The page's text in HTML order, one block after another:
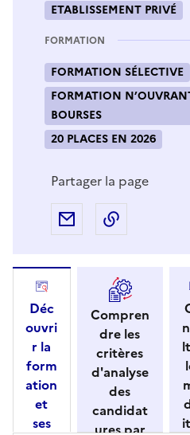
ETABLISSEMENT PRIVÉ
FORMATION
FORMATION SÉLECTIVE
FORMATION
BOURSES
20 PLACES EN 2026
Partager la page
Partager par e-mail
Déc
ouvri
r la
form
ation
et
ses
Compren
dre les
critères
d'analyse
des
candidat
ures par